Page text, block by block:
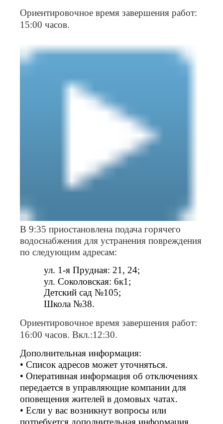
Ориентировочное время завершения работ:
15:00 часов.
В 9:35 приостановлена подача горячего
водоснабжения для устранения повреждения
по следующим адресам:
ул. 1-я Прудная: 21, 24;
ул. Соколовская: 6к1;
Детский сад №105;
Школа №38.
Ориентировочное время завершения работ:
16:00 часов. Вкл.:12:30.
Дополнительная информация:
• Список адресов может уточняться.
• Оперативная информация об отключениях
передается в управляющие компании для
оповещения жителей в домовых чатах.
• Если у вас возникнут вопросы или
потребуется дополнительная информация,